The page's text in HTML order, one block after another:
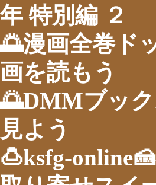
年 特別編 ２
🌅漫画全巻ド
画を読もう
🌅DMMブッ
見よう
🍮ksfg-